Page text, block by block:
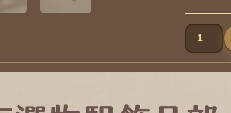
金
屬
小
夾